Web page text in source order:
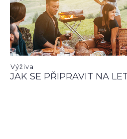
Výživa
JAK SE PŘIPRAVIT NA